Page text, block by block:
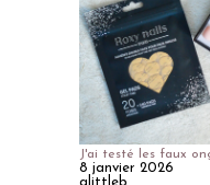
J'ai testé les faux
8 janvier 2026
alittleb